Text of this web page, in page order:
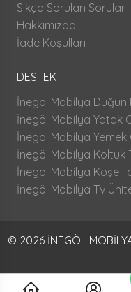
Sıkça Sorulan Sorular
Hakkımızda
İade Koşulları
DESTEK
İnegöl Mobilya Düğün
İnegöl Mobilya Yatak
İnegöl Mobilya Yemek
İnegöl Mobilya Koltuk
İnegöl Mobilya Köşe
İnegöl Mobilya Tv
© 2026 İNEGÖL